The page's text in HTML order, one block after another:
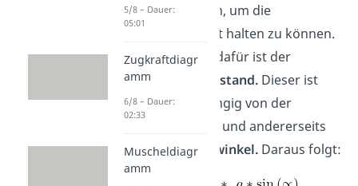
mehr Gas geben, um die
Geschwindigkeit halten zu können.
Verantwortlich dafür ist der
Steigungswiderstand.Dieser ist
einerseits abhängig von der
und andererseits
vomSteigungswinkel.Daraus folgt:
5/8 – Dauer:
05:01
Zugkraftdiagr
amm
6/8 – Dauer:
02:33
Muscheldiagr
amm